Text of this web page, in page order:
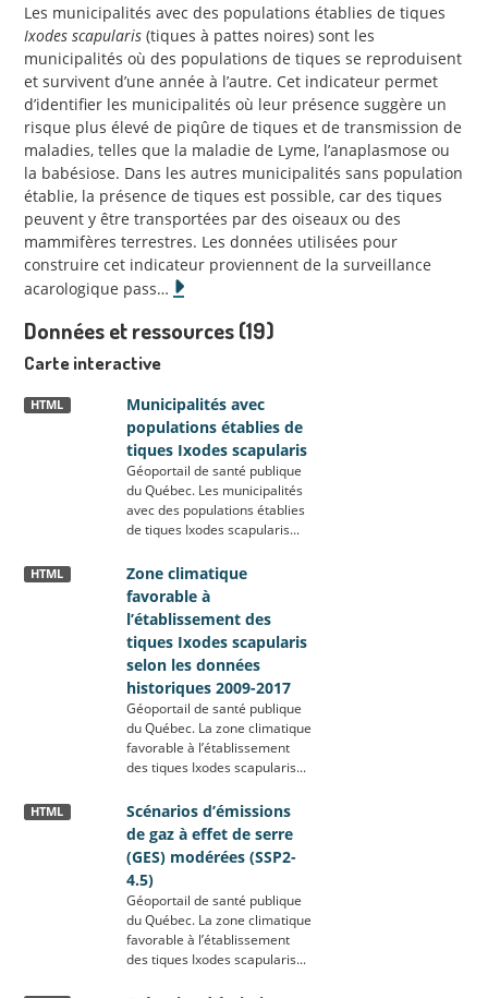
Les municipalités avec des populations établies de tiques
Ixodes scapularis (tiques à pattes noires) sont les
municipalités où des populations de tiques se reproduisent
et survivent d’une année à l’autre. Cet indicateur permet
d’identifier les municipalités où leur présence suggère un
risque plus élevé de piqûre de tiques et de transmission de
maladies, telles que la maladie de Lyme, l’anaplasmose ou
la babésiose. Dans les autres municipalités sans population
établie, la présence de tiques est possible, car des tiques
peuvent y être transportées par des oiseaux ou des
mammifères terrestres. Les données utilisées pour
construire cet indicateur proviennent de la surveillance
acarologique pass…
Données et ressources (19)
Carte interactive
Municipalités avec
populations établies de
tiques Ixodes scapularis
HTML
Géoportail de santé publique
du Québec. Les municipalités
avec des populations établies
de tiques Ixodes scapularis...
Zone climatique
favorable à
l’établissement des
tiques Ixodes scapularis
selon les données
historiques 2009-2017
HTML
Géoportail de santé publique
du Québec. La zone climatique
favorable à l’établissement
des tiques Ixodes scapularis...
Scénarios d’émissions
de gaz à effet de serre
(GES) modérées (SSP2-
4.5)
HTML
Géoportail de santé publique
du Québec. La zone climatique
favorable à l’établissement
des tiques Ixodes scapularis...